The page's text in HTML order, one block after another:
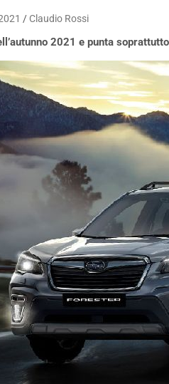
Claudio Rossi
2021 e punta